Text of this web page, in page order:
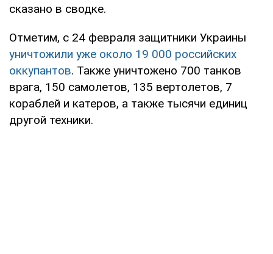
сказано в сводке.
Отметим, с 24 февраля защитники Украины
уничтожили уже около 19 000 российских
оккупантов. Также уничтожено 700 танков
врага, 150 самолетов, 135 вертолетов, 7
кораблей и катеров, а также тысячи единиц
другой техники.